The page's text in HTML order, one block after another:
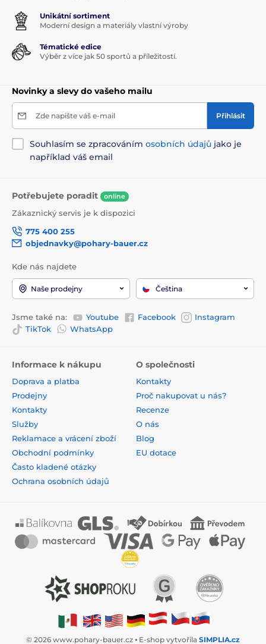
Unikátní sortiment
Moderní design a materiály vlastní výroby
Tématické edice
Výběr z více jak 50 sportů a příležitostí.
Novinky a slevy do vašeho mailu
Zde napište váš e-mail Přihlásit
Souhlasím se zpracováním osobních údajů jako je
například váš email
Potřebujete poradit online
Zákaznický servis je k dispozici
775 400 255
objednavky@pohary-bauer.cz
Kde nás najdete
Naše prodejny Čeština
Jsme také na: Youtube Facebook
Instagram
TikTok
WhatsApp
Informace k nákupu
Doprava a platba
Prodejny
Kontakty
Služby
Reklamace a vrácení zboží
Obchodní podmínky
Často kladené otázky
Ochrana osobních údajů
O společnosti
Kontakty
Proč nakupovat u nás?
Recenze
O nás
Blog
EU dotace
© 2026 www.pohary-bauer.cz ⦁ E-shop vytvořila SIMPLIA.cz